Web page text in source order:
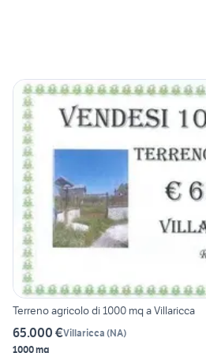
Terreno agricolo di 1000 mq a Villaricca
65.000 €Villaricca (NA)
1000 mq